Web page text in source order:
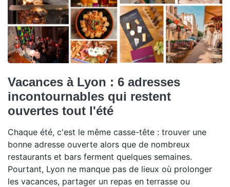
Vacances à Lyon : 6 adresses
incontournables qui restent
ouvertes tout l'été
Chaque été, c'est le même casse-tête : trouver une
bonne adresse ouverte alors que de nombreux
restaurants et bars ferment quelques semaines.
Pourtant, Lyon ne manque pas de lieux où prolonger
les vacances, partager un repas en terrasse ou